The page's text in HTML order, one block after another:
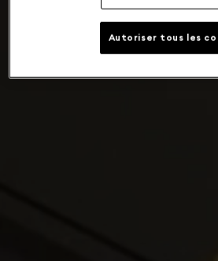
Autoriser tous les